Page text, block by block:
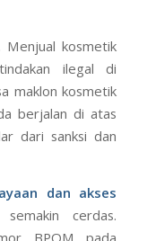
. Menjual kosmetik
ilegal di
maklon kosmetik
berjalan di atas
dari sanksi dan
dan akses
cerdas.
BPOM pada